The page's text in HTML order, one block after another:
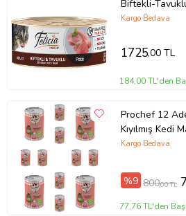
Biftekli-
Maması 24
Kargo Bedava
1725,00 TL
184,00 TL'den
Prochef 12
Kıyılmış Kedi
Pro Chef
Kargo Bedava
%9 800,00 TL
77,76 TL'den